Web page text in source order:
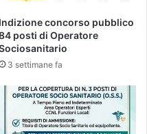
Indizione concorso pubblico
posti di Operatore
3 settimane fa